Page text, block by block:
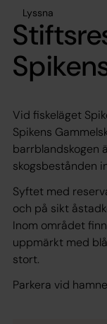
Lyssna
Vid fiskeläget
Spikens
barrblandskogen
skogsbestånden
Syftet med
och på sikt
Inom området
uppmärkt med
stort.
Parkera vid